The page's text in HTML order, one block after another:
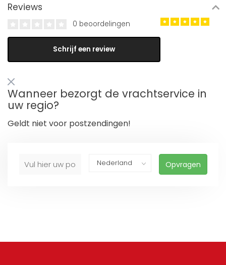
Reviews
0 beoordelingen
Schrijf een review
Wanneer bezorgt de vrachtservice in
uw regio?
Geldt niet voor postzendingen!
Opvragen